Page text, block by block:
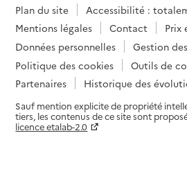
Plan du site
Accessibilité :
Mentions légales
Contact
Prix
Données personnelles
Gestion
Politique des cookies
Outils de
Partenaires
Historique des
Sauf mention explicite de propriété
tiers, les contenus de ce site sont
licence etalab-2.0